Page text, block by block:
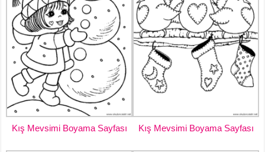
Kış Mevsimi Boyama Sayfası Kış Mevsimi Boyama Sayfası